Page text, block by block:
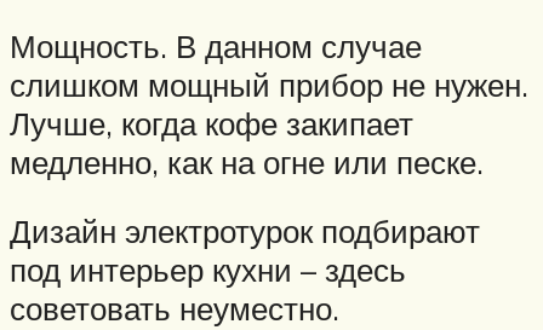
Мощность. В данном случае
слишком мощный прибор не нужен.
Лучше, когда кофе закипает
медленно, как на огне или песке.
Дизайн электротурок подбирают
под интерьер кухни – здесь
советовать неуместно.